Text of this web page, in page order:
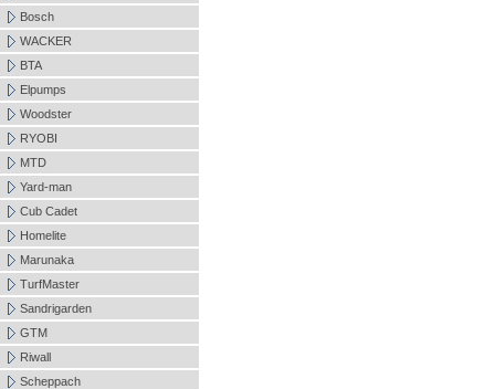
Bosch
WACKER
BTA
Elpumps
Woodster
RYOBI
MTD
Yard-man
Cub Cadet
Homelite
Marunaka
TurfMaster
Sandrigarden
GTM
Riwall
Scheppach